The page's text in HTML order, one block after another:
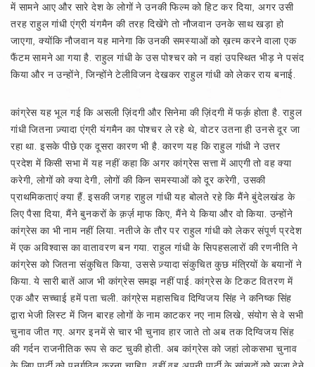
में सामने आए और सारे देश के लोगों ने उनकी फिल्म को हिट कर दिया, अगर उसी
तरह राहुल गांधी एंग्री यंगमैन की तरह दिखेंगे तो नौजवान उनके साथ खड़ा हो
जाएगा, क्योंकि नौजवान यह मानेगा कि उनकी समस्याओं को ख़त्म करने वाला एक
फैंटम सामने आ गया है. राहुल गांधी के उस पोश्चर को न वहां उपस्थित भीड़ ने पसंद
किया और न उन्होंने, जिन्होंने टेलीविजन देखकर राहुल गांधी को लेकर राय बनाई.
कांग्रेस यह भूल गई कि असली ज़िंदगी और सिनेमा की ज़िंदगी में फर्क़ होता है. राहुल
गांधी जितना ज़्यादा एंग्री यंगमैन का पोश्चर ले रहे थे, वोटर उतना ही उनसे दूर जा
रहा था. इसके पीछे एक दूसरा कारण भी है. कारण यह कि राहुल गांधी ने उत्तर
प्रदेश में किसी सभा में यह नहीं कहा कि अगर कांग्रेस सत्ता में आएगी तो वह क्या
करेगी, लोगों को क्या देगी, लोगों की किन समस्याओं को दूर करेगी, उसकी
प्राथमिकताएं क्या हैं. इसकी जगह राहुल गांधी यह बोलते रहे कि मैंने बुंदेलखंड के
लिए पैसा दिया, मैंने बुनकरों के क़र्ज़ मा़फ किए, मैंने ये किया और वो किया. उन्होंने
कांग्रेस का भी नाम नहीं लिया. नतीजे के तौर पर राहुल गांधी को लेकर संपूर्ण प्रदेश
में एक अविश्वास का वातावरण बन गया. राहुल गांधी के सिपहसलारों की रणनीति ने
कांग्रेस को जितना संकुचित किया, उससे ज़्यादा संकुचित कुछ मंत्रियों के बयानों ने
किया. ये सारी बातें आज भी कांग्रेस समझ नहीं पाई. कांग्रेस के टिकट वितरण में
एक और सच्चाई हमें पता चली. कांग्रेस महासचिव दिग्विजय सिंह ने कनिष्क सिंह
द्वारा भेजी लिस्ट में जिन बारह लोगों के नाम काटकर नए नाम लिखे, संयोग से वे सभी
चुनाव जीत गए. अगर इनमें से चार भी चुनाव हार जाते तो अब तक दिग्विजय सिंह
की गर्दन राजनीतिक रूप से कट चुकी होती. अब कांग्रेस को जहां लोकसभा चुनाव